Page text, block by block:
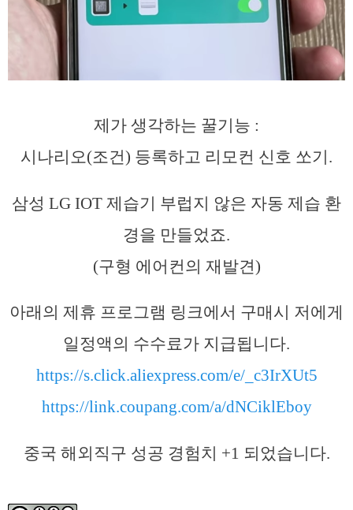
제가 생각하는 꿀기능 :
시나리오(조건) 등록하고 리모컨 신호 쏘기.
삼성 LG IOT 제습기 부럽지 않은 자동 제습 환
경을 만들었죠.
(구형 에어컨의 재발견)
아래의 제휴 프로그램 링크에서 구매시 저에게
일정액의 수수료가 지급됩니다.
https://s.click.aliexpress.com/e/_c3IrXUt5
https://link.coupang.com/a/dNCiklEboy
중국 해외직구 성공 경험치 +1 되었습니다.